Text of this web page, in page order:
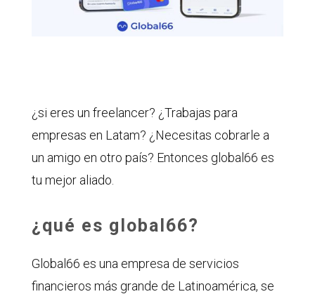
¿si eres un freelancer? ¿Trabajas para
empresas en Latam? ¿Necesitas cobrarle a
un amigo en otro país? Entonces global66 es
tu mejor aliado.
¿qué es global66?
Global66 es una empresa de servicios
financieros más grande de Latinoamérica, se